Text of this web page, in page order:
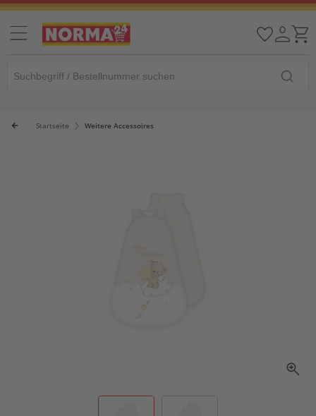
Startseite Weitere Accessoires